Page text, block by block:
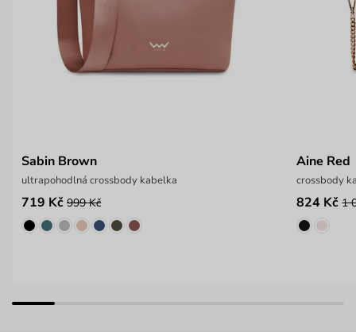
Sabin Brown
ultrapohodlná crossbody kabelka
719 Kč 999 Kč
Aine Red
crossbody
824 Kč 1